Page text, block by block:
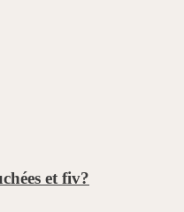
et fiv?